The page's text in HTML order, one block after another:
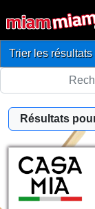
Résultats